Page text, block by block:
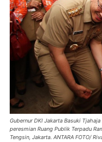
Gubernur DKI Jakarta Basuki
peresmian Ruang Publik Terpadu
Tengsin, Jakarta. ANTARA FOTO/